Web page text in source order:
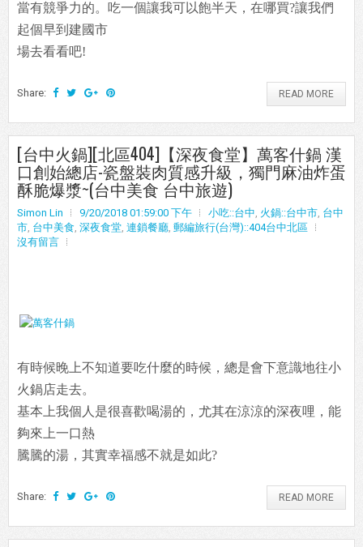
當有競爭力的。吃一個讓我可以飽半天，在哪買?讓我們
起個早到建國市
場去看看吧!
Share: READ MORE
[台中火鍋][北區404]【深夜食堂】萬客什鍋 漢
口創始總店-瓷盤裝肉質感升級，獨門麻油炸蛋
酥脆爆漿~(台中美食 台中旅遊)
Simon Lin 9/20/2018 01:59:00 下午 小吃::台中, 火鍋::台中市, 台中
市, 台中美食, 深夜食堂, 連鎖餐廳, 郵編旅行(台灣)::404台中北區
沒有留言
有時候晚上不知道要吃什麼的時候，總是會下意識地往小
火鍋店走去。
基本上我個人是很喜歡喝湯的，尤其在涼涼的深夜哩，能
夠來上一口熱
騰騰的湯，其實幸福感不就是如此?
Share: READ MORE